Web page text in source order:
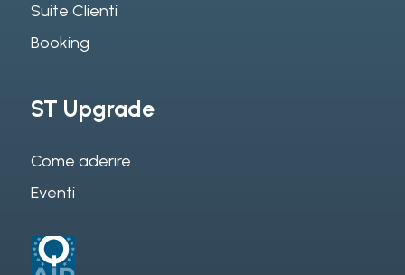
Suite Clienti
Booking
ST Upgrade
Come aderire
Eventi